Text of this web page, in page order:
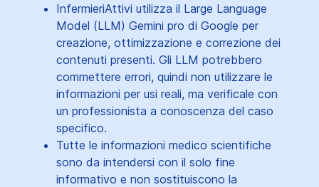
InfermieriAttivi utilizza il Large Language
Model (LLM) Gemini pro di Google per
creazione, ottimizzazione e correzione dei
contenuti presenti. Gli LLM potrebbero
commettere errori, quindi non utilizzare le
informazioni per usi reali, ma verificale con
un professionista a conoscenza del caso
specifico.
Tutte le informazioni medico scientifiche
sono da intendersi con il solo fine
informativo e non sostituiscono la